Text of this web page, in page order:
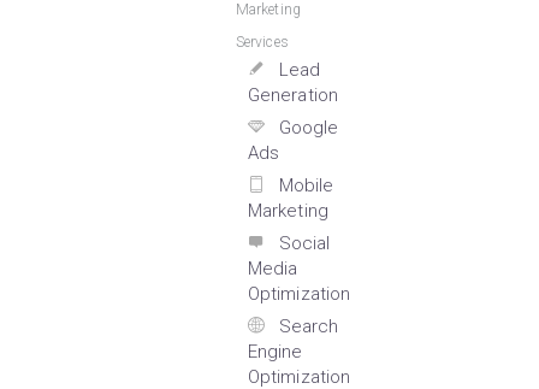
Marketing
Services
Lead
Generation
Google
Ads
Mobile
Marketing
Social
Media
Optimization
Search
Engine
Optimization